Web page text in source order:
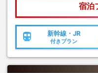
宿泊
新幹線・JR
付きプラン